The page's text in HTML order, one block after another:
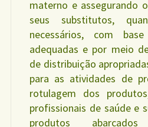
materno e assegurando
seus substitutos,
necessários, com
adequadas e por meio
de distribuição
para as atividades de
rotulagem dos
profissionais de saúde e
produtos